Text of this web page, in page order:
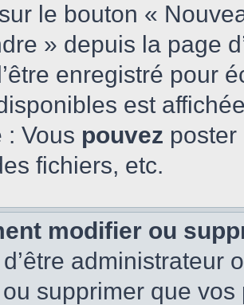
le bouton «
» depuis la page
enregistré pour
est
: Vous pouvez
fichiers, etc.
modifier ou
administrateur
supprimer que